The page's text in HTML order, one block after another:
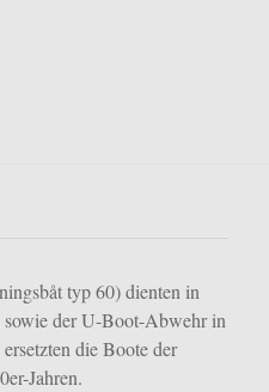
typ 60) dienten in
der U-Boot-Abwehr in
die Boote der
Jahren.